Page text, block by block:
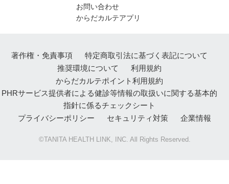
お問い合わせ
からだカルテアプリ
著作権・免責事項
特定商取引法に基づく表記について
推奨環境について
利用規約
からだカルテポイント利用規約
PHRサービス提供者による健診等情報の取扱いに関する基本的
指針に係るチェックシート
プライバシーポリシー
セキュリティ対策 企業情報
©TANITA HEALTH LINK, INC. All Rights Reserved.